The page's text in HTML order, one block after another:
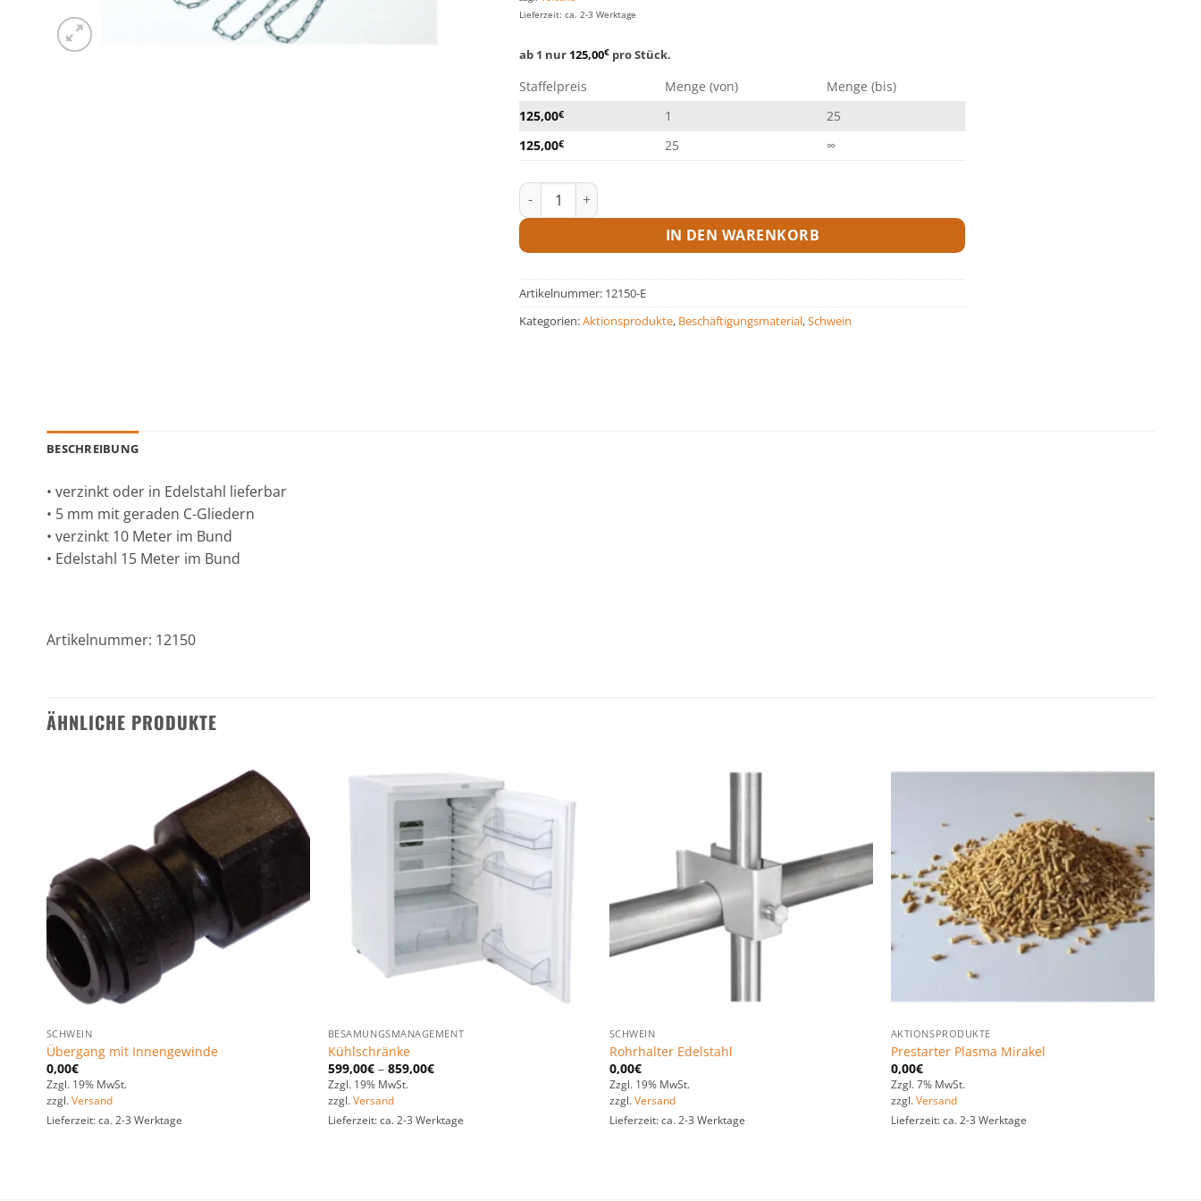
Lieferzeit: ca. 2-3 Werktage
ab 1 nur 125,00€ pro Stück.
Staffelpreis Menge (von)
Menge (bis)
125,00€ 1
25
125,00€ 25 ∞
Meterkette Menge
IN DEN WARENKORB
Artikelnummer: 12150-E
Kategorien:Aktionsprodukte, Beschäftigungsmaterial,Schwein
BESCHREIBUNG
• verzinkt oder in Edelstahl lieferbar
• 5 mm mit geraden C-Gliedern
• verzinkt 10 Meter im Bund
• Edelstahl 15 Meter im Bund
Artikelnummer: 12150
ÄHNLICHE PRODUKTE
Zu den
Favoriten
hinzufügen
SCHWEIN
Übergang mit Innengewinde
0,00€
Zzgl. 19% MwSt.
zzgl. Versand
Lieferzeit: ca. 2-3 Werktage
Zu den
Favoriten
hinzufügen
BESAMUNGSMANAGEMENT
Kühlschränke
599,00€– 859,00€
Zzgl. 19% MwSt.
zzgl. Versand
Lieferzeit: ca. 2-3 Werktage
SCHWEIN
Rohrhalter Edelstahl
0,00€
Zzgl. 19% MwSt.
zzgl. Versand
Lieferzeit: ca. 2-3 Werktage
hinzufügen
AKTIONSPRODUKTE
Prestarter Plasma Mirakel
0,00€
Zzgl. 7% MwSt.
zzgl. Versand
Lieferzeit: ca. 2-3 Werktage